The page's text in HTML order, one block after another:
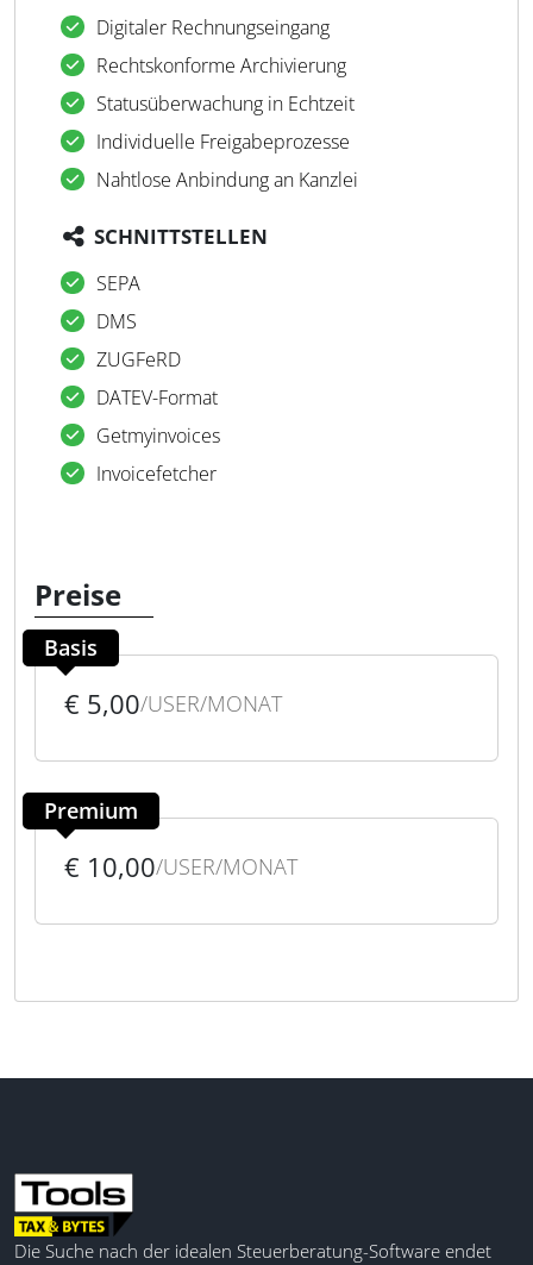
Digitaler Rechnungseingang
Rechtskonforme Archivierung
Statusüberwachung in Echtzeit
Individuelle Freigabeprozesse
Nahtlose Anbindung an Kanzlei
SCHNITTSTELLEN
SEPA
DMS
ZUGFeRD
DATEV-Format
Getmyinvoices
Invoicefetcher
Preise
Basis
€ 5,00/USER/MONAT
Premium
€ 10,00/USER/MONAT
Die Suche nach der idealen Steuerberatung-Software endet